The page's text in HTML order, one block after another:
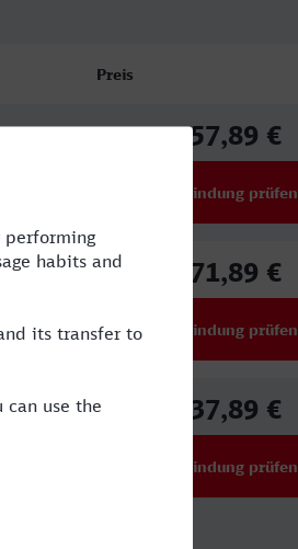
Preis
57,89 €
Verbindung prüfen
71,89 €
Verbindung prüfen
37,89 €
Verbindung prüfen